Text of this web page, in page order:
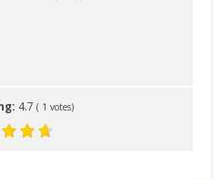
4.7 ( 1 votes)